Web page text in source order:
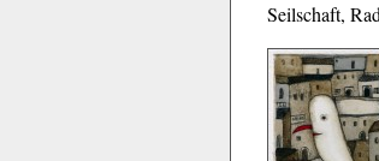
Seilschaft,